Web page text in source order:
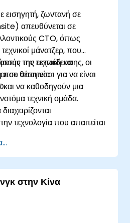
εισηγητή, ζωντανή σε
απευθύνεται σε
CTO, όπως
τεχνικοί μάνατζερ, που
την τεχνική και
απαιτείται για να είναι
της εκπαίδευσης, οι
σε θέση να:
να καθοδηγούν μια
τεχνική ομάδα.
τεχνολογία που απαιτείται
τεχνικές και στρατηγικές
προϊόντων και έργων.
και να την
τη σωστή κατεύθυνση.
στην Κίνα